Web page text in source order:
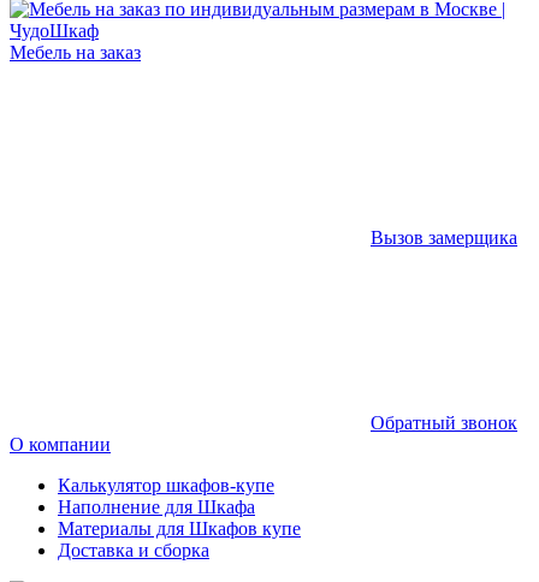
Мебель на заказ
Вызов замерщика
Обратный звонок
О компании
Калькулятор шкафов-купе
Наполнение для Шкафа
Материалы для Шкафов купе
Доставка и сборка